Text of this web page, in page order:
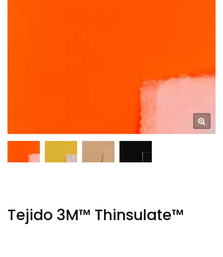
Tejido 3M™ Thinsulate™